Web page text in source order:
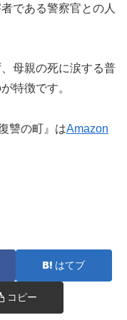
である警察官との人
母親の死に涙する普
特徴です。
讐の町』はAmazon
はてブ
コピー